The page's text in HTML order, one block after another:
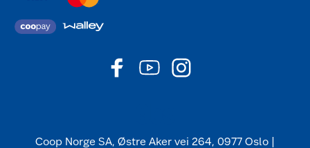
Coop Norge SA, Østre Aker vei 264, 0977 Oslo |